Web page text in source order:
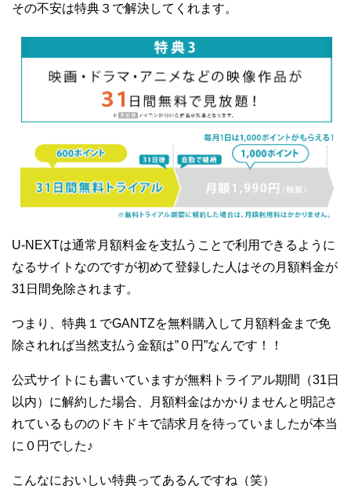
その不安は特典３で解決してくれます。
U-NEXTは通常月額料金を支払うことで利用できるように
なるサイトなのですが初めて登録した人はその月額料金が
31日間免除されます。
つまり、特典１でGANTZを無料購入して月額料金まで免
除されれば当然支払う金額は”０円”なんです！！
公式サイトにも書いていますが無料トライアル期間（31日
以内）に解約した場合、月額料金はかかりませんと明記さ
れているもののドキドキで請求月を待っていましたが本当
に０円でした♪
こんなにおいしい特典ってあるんですね（笑）